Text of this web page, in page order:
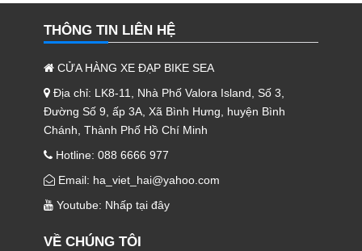
THÔNG TIN LIÊN HỆ
CỬA HÀNG XE ĐẠP BIKE SEA
Địa chỉ: LK8-11, Nhà Phố Valora Island, Số 3,
Đường Số 9, ấp 3A, Xã Bình Hưng, huyện Bình
Chánh, Thành Phố Hồ Chí Minh
Hotline: 088 6666 977
Email: ha_viet_hai@yahoo.com
Youtube: Nhấp tại đây
VỀ CHÚNG TÔI